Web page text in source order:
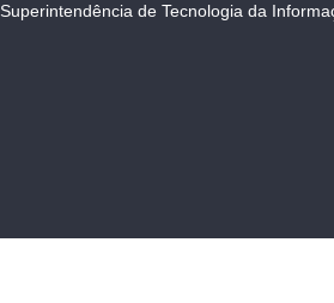
Superintendência de Tecnologia da